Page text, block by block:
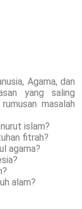
Agama, dan
yang saling
masalah
islam?
fitrah?
agama?
alam?